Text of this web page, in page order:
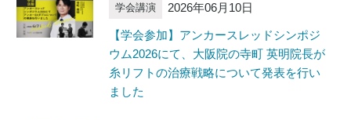
学会講演 2026年06月10日
【学会参加】アンカースレッドシンポジ
ウム2026にて、大阪院の寺町 英明院長が
糸リフトの治療戦略について発表を行い
ました